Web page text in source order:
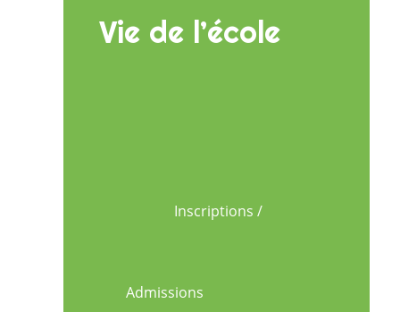
Vie de l’école
Inscriptions /
Admissions